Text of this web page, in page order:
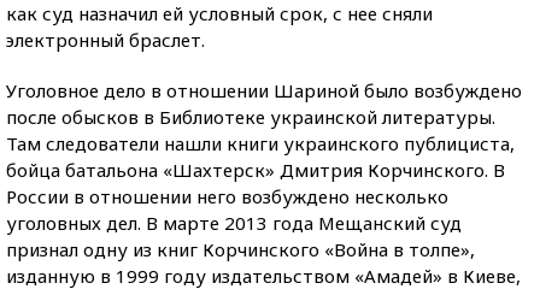
как суд назначил ей условный срок, с нее сняли
электронный браслет.
Уголовное дело в отношении Шариной было возбуждено
после обысков в Библиотеке украинской литературы.
Там следователи нашли книги украинского публициста,
бойца батальона «Шахтерск» Дмитрия Корчинского. В
России в отношении него возбуждено несколько
уголовных дел. В марте 2013 года Мещанский суд
признал одну из книг Корчинского «Война в толпе»,
изданную в 1999 году издательством «Амадей» в Киеве,